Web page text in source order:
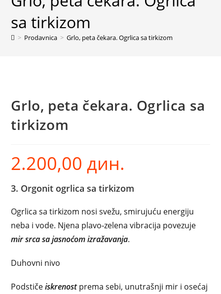
sa tirkizom
> Prodavnica > Grlo, peta čekara. Ogrlica sa tirkizom
Grlo, peta čekara. Ogrlica sa
tirkizom
2.200,00дин.
3. Orgonit ogrlica sa tirkizom
Ogrlica satirkizom nosi svežu, smirujuću energiju
neba i vode. Njena plavo‑zelena vibracija povezuje
mir srca sa jasnoćom izražavanja.
Duhovni nivo
Podstičeiskrenostprema sebi, unutrašnji mir i osećaj